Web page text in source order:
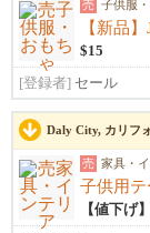
売 子供服
【新品
$15
[登録者] セール
Daly City, カリフ
売 家具・
子供用テ
【値下げ